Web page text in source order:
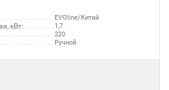
EVOline/Китай
кВт: 1,7
220
Ручной